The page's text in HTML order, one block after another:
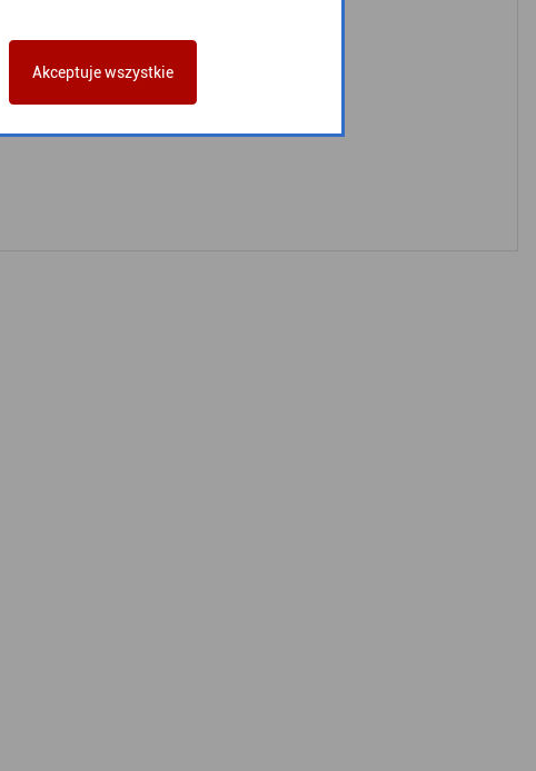
Akceptuje wszystkie